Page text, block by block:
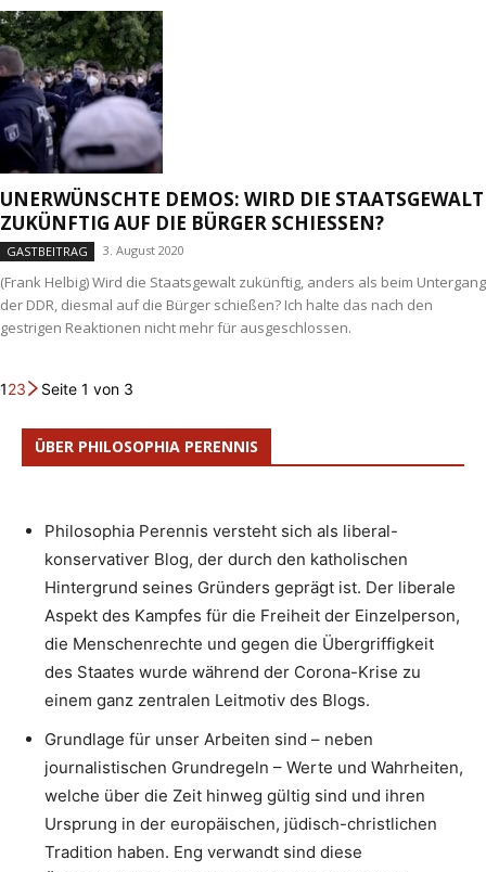
UNERWÜNSCHTE DEMOS: WIRD DIE STAATSGEWALT
ZUKÜNFTIG AUF DIE BÜRGER SCHIESSEN?
GASTBEITRAG 3. August 2020
(Frank Helbig) Wird die Staatsgewalt zukünftig, anders als beim Untergang
der DDR, diesmal auf die Bürger schießen? Ich halte das nach den
gestrigen Reaktionen nicht mehr für ausgeschlossen.
123 Seite 1 von 3
ÜBER PHILOSOPHIA PERENNIS
Philosophia Perennis versteht sich als liberal-
konservativer Blog, der durch den katholischen
Hintergrund seines Gründers geprägt ist. Der liberale
Aspekt des Kampfes für die Freiheit der Einzelperson,
die Menschenrechte und gegen die Übergriffigkeit
des Staates wurde während der Corona-Krise zu
einem ganz zentralen Leitmotiv des Blogs.
Grundlage für unser Arbeiten sind – neben
journalistischen Grundregeln – Werte und Wahrheiten,
welche über die Zeit hinweg gültig sind und ihren
Ursprung in der europäischen, jüdisch-christlichen
Tradition haben. Eng verwandt sind diese